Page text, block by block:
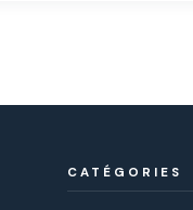
CATÉGORIES